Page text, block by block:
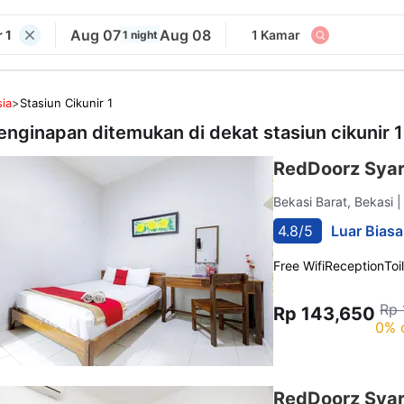
1 Aug 071 night Aug 08 1 Kamar
>Stasiun Cikunir 1
ditemukan di dekat stasiun cikunir 1
RedDoorz
Bekasi Barat, Bekasi
4.8/5 Luar
Free WifiReception
Rp 143,650 Rp
0%
RedDoorz